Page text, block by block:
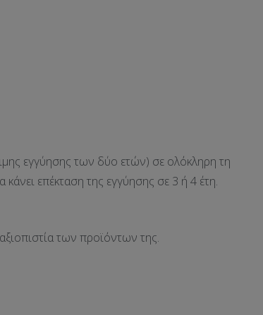
εγγύησης των δύο ετών) σε ολόκληρη τη
επέκταση της εγγύησης σε 3 ή 4 έτη.
των προϊόντων της.